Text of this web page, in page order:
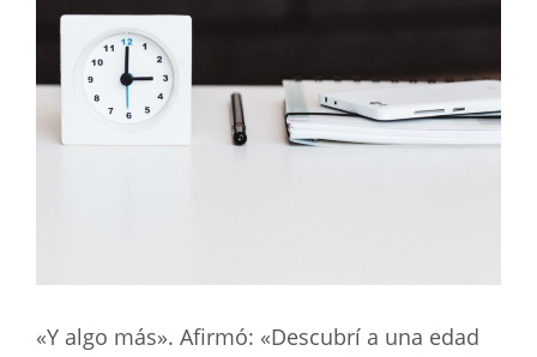
«Y algo más». Afirmó: «Descubrí a una edad